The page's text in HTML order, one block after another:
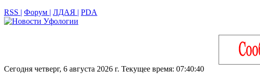
RSS | Форум | ЛДАЯ | PDA
Сегодня четверг, 6 августа 2026 г. Текущее время: 07:40:41